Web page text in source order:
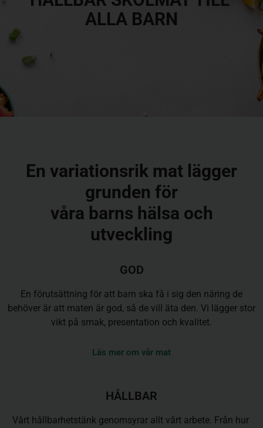
ALLA BARN
En variationsrik mat lägger
grunden för
våra barns hälsa och
utveckling
GOD
En förutsättning för att barn ska få i sig den näring de
behöver är att maten är god, så de vill äta den. Vi lägger stor
vikt på smak, presentation och kvalitet.
Läs mer om vår mat
HÅLLBAR
Vårt hållbarhetstänk genomsyrar allt vårt arbete. Från hur